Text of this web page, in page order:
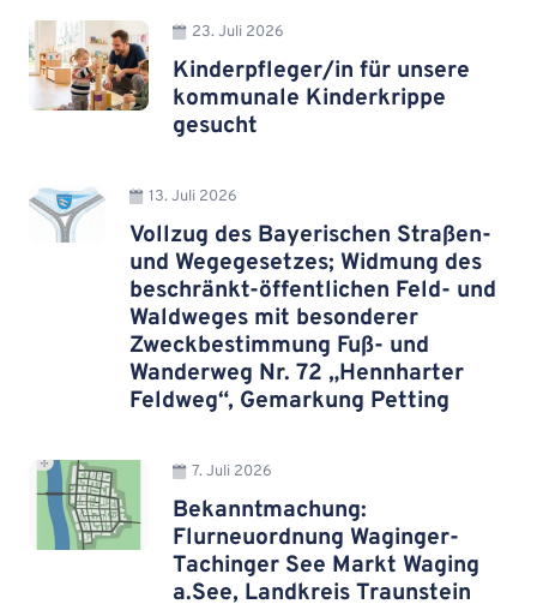
23. Juli 2026
Kinderpfleger/in für unsere
kommunale Kinderkrippe
gesucht
13. Juli 2026
Vollzug des Bayerischen Straßen-
und Wegegesetzes; Widmung des
beschränkt-öffentlichen Feld- und
Waldweges mit besonderer
Zweckbestimmung Fuß- und
Wanderweg Nr. 72 „Hennharter
Feldweg“, Gemarkung Petting
7. Juli 2026
Bekanntmachung:
Flurneuordnung Waginger-
Tachinger See Markt Waging
a.See, Landkreis Traunstein